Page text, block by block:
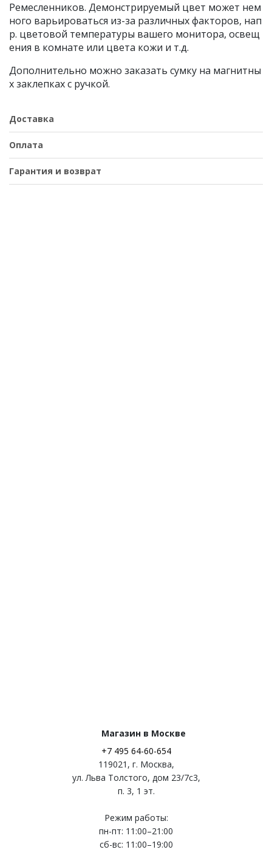
Ремесленников. Демонстрируемый цвет может нем
ного варьироваться из-за различных факторов, нап
р. цветовой температуры вашего монитора, освещ
ения в комнате или цвета кожи и т.д.
Дополнительно можно заказать сумку на магнитны
х заклепках с ручкой.
Доставка
Оплата
Гарантия и возврат
Магазин в Москве
+7 495 64-60-654
119021 , г. Москва,
ул. Льва Толстого, дом 23/7c3,
п. 3, 1 эт.
Режим работы:
пн-пт: 11:00–21:00
сб-вс: 11:00–19:00